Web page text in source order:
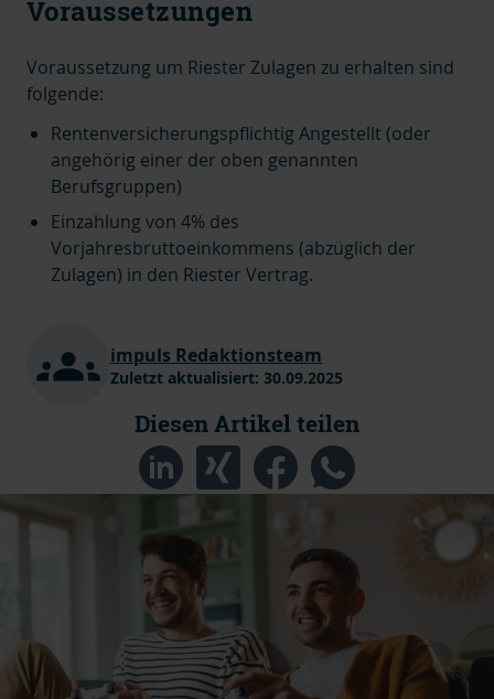
Voraussetzungen
Voraussetzung um Riester Zulagen zu erhalten sind
folgende:
Rentenversicherungspflichtig Angestellt (oder
angehörig einer der oben genannten
Berufsgruppen)
Einzahlung von 4% des
Vorjahresbruttoeinkommens (abzüglich der
Zulagen) in den Riester Vertrag.
impuls Redaktionsteam
Zuletzt aktualisiert: 30.09.2025
Diesen Artikel teilen